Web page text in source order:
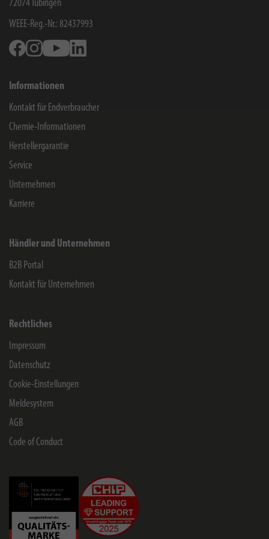
72074 Tübingen
WEEE-Reg.-Nr.: 82437993
FacebookInstagramYoutube
Informationen
Kontakt für Endverbraucher
Chemie-Informationen
Herstellergarantie
Service
Unternehmen
Karriere
Händler und Unternehmen
B2B Portal
Kontakt für Unternehmen
Rechtliches
Impressum
Datenschutz
Cookie-Einstellungen
Meldesystem
AGB
Code of Conduct